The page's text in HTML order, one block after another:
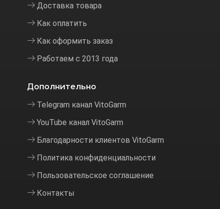
Доставка товара
Как оплатить
Как оформить заказ
Работаем с 2013 года
Дополнительно
Telegram канал VitoGarm
YouTube канал VitoGarm
Благодарности клиентов VitoGarm
Политика конфиденциальности
Пользовательское соглашение
Контакты